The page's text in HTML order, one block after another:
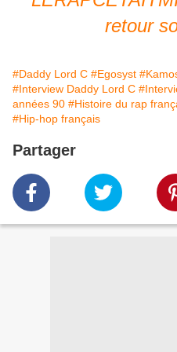
retour
#Daddy Lord C #Egosyst
#Interview Daddy Lord C
années 90 #Histoire du rap
#Hip-hop français
Partager